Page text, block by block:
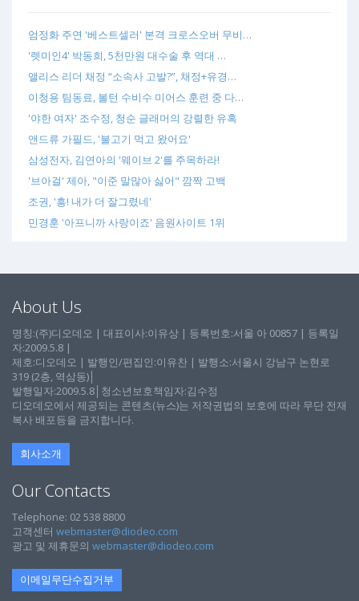
엄정화 주연 '베스트셀러' 본격 크로스오버 무비…
'렛미인4' 박동희, 5천만원 대수술 후 역대 …
앨리스 리더 채정 “소속사 고발?”, 채정+유경…
이청용 팀동료, 볼턴 수비수 미어스 훈련 중 다…
'야한 여자' 조수정, 청순 글래머의 강렬한 유혹
앤드류 가필드, '불고기 먹고 왔어요'
삼성전자, 김연아의 '웨이브 2'를 주목하라!
'브아걸' 제아, "이준 말많아 싫어" 깜짝 고백
조권, '흥! 내가 더 잘그렸네'
민경훈 '아프니까 사랑이죠' 음원사이트 1위
About Us
명칭:(주)디오데오 | 대표이사:이유상 | 등록번호:서울 아 00857 | 등록일
자:2009.5.8 |
제호:디오데오 | 발행인/편집인:이유찬 | 발행소:서울시 강남구 논현로
319 (2층, 역삼동)│
발행일자:2009.5.8│청소년보호책임자:김수정
디오데오에서 제공되는 콘텐츠(뉴스)는 저작권법의 보호에 따라 무단 전재
복사 배포등을 금지합니다.
회사소개
Our Contacts
Telephone: 02 538 8800
고객센터 webmaster@diodeo.com
광고 및 제휴문의 webmaster@diodeo.com
이메일무단수집거부